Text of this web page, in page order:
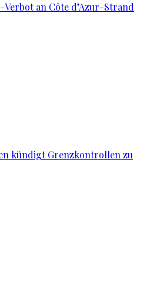
an Côte d’Azur-Strand
kündigt Grenzkontrollen zu